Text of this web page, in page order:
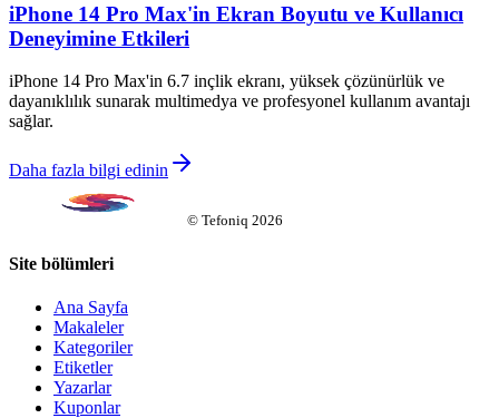
iPhone 14 Pro Max'in Ekran Boyutu ve Kullanıcı
Deneyimine Etkileri
iPhone 14 Pro Max'in 6.7 inçlik ekranı, yüksek çözünürlük ve
dayanıklılık sunarak multimedya ve profesyonel kullanım avantajı
sağlar.
Daha fazla bilgi edinin
© Tefoniq 2026
Site bölümleri
Ana Sayfa
Makaleler
Kategoriler
Etiketler
Yazarlar
Kuponlar